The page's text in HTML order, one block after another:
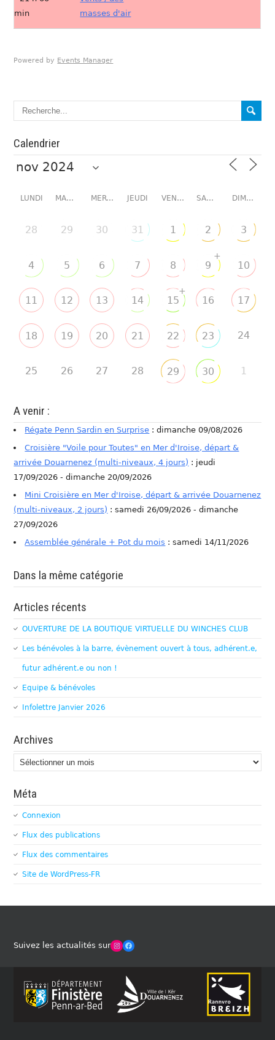
min
masses d'air
Powered by Events Manager
Calendrier
LUNDI MARDI MERCREDI JEUDI VENDREDI SAMEDI DIMANCHE
28 29 30 31 1 2 3
4 5 6 7 8 9
+
10
11 12 13 14 15
+
16 17
18 19 20 21 22 23 24
25 26 27 28 29 30 1
A venir :
Régate Penn Sardin en Surprise : dimanche 09/08/2026
Croisière "Voile pour Toutes" en Mer d'Iroise, départ &
arrivée Douarnenez (multi-niveaux, 4 jours) : jeudi
17/09/2026 - dimanche 20/09/2026
Mini Croisière en Mer d'Iroise, départ & arrivée Douarnenez
(multi-niveaux, 2 jours) : samedi 26/09/2026 - dimanche
27/09/2026
Assemblée générale + Pot du mois : samedi 14/11/2026
Dans la même catégorie
Articles récents
OUVERTURE DE LA BOUTIQUE VIRTUELLE DU WINCHES CLUB
Les bénévoles à la barre, évènement ouvert à tous, adhérent.e,
futur adhérent.e ou non !
Equipe & bénévoles
Infolettre Janvier 2026
Archives
Archives
Méta
Connexion
Flux des publications
Flux des commentaires
Site de WordPress-FR
Suivez les actualités surWinches Club OfficielFacebook